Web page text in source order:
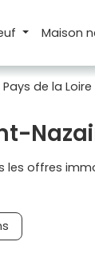
Maison
de la Loire
les offres